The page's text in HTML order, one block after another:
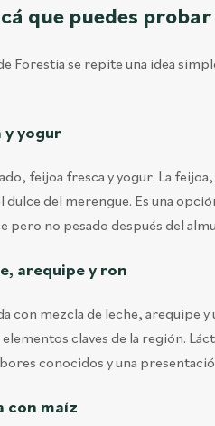
que puedes
Forestia se repite una idea
y yogur
feijoa fresca y yogur. La
dulce del merengue. Es una
pero no pesado después del
arequipe y ron
con mezcla de leche, arequipe
claves de la región.
conocidos y una
con maíz